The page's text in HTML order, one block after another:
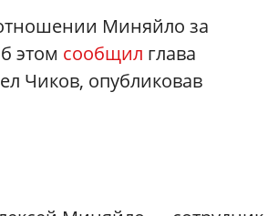
Миняйло за
этом сообщил глава
Чиков, опубликовав